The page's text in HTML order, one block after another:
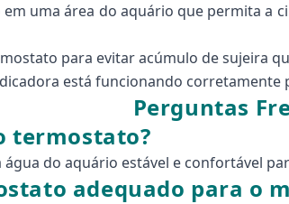
uma área do aquário que permita a
para evitar acúmulo de sujeira
está funcionando
Perguntas
termostato?
do aquário estável e confortável
adequado para o